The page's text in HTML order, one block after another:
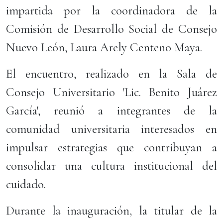
impartida por la coordinadora de la
Comisión de Desarrollo Social de Consejo
Nuevo León, Laura Arely Centeno Maya.
El encuentro, realizado en la Sala de
Consejo Universitario 'Lic. Benito Juárez
García', reunió a integrantes de la
comunidad universitaria interesados en
impulsar estrategias que contribuyan a
consolidar una cultura institucional del
cuidado.
Durante la inauguración, la titular de la